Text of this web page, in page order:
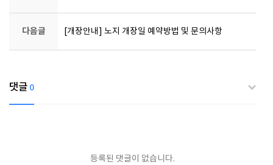
다음글 [개장안내] 노지 개장일 예약방법 및 문의사항
댓글 0
등록된 댓글이 없습니다.